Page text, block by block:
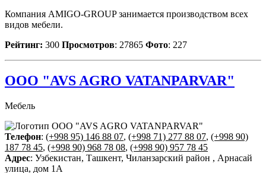
Компания AMIGO-GROUP занимается производством всех
видов мебели.
Рейтинг: 300 Просмотров: 27865 Фото: 227
ООО "AVS AGRO VATANPARVAR"
Мебель
Телефон: (+998 95) 146 88 07, (+998 71) 277 88 07, (+998 90)
187 78 45, (+998 90) 968 78 08, (+998 90) 957 78 45
Адрес: Узбекистан, Ташкент, Чиланзарский район , Арнасай
улица, дом 1А